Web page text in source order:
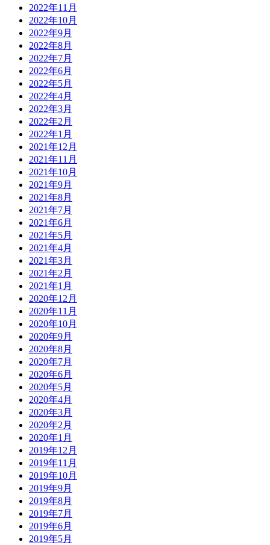
2022年11月
2022年10月
2022年9月
2022年8月
2022年7月
2022年6月
2022年5月
2022年4月
2022年3月
2022年2月
2022年1月
2021年12月
2021年11月
2021年10月
2021年9月
2021年8月
2021年7月
2021年6月
2021年5月
2021年4月
2021年3月
2021年2月
2021年1月
2020年12月
2020年11月
2020年10月
2020年9月
2020年8月
2020年7月
2020年6月
2020年5月
2020年4月
2020年3月
2020年2月
2020年1月
2019年12月
2019年11月
2019年10月
2019年9月
2019年8月
2019年7月
2019年6月
2019年5月